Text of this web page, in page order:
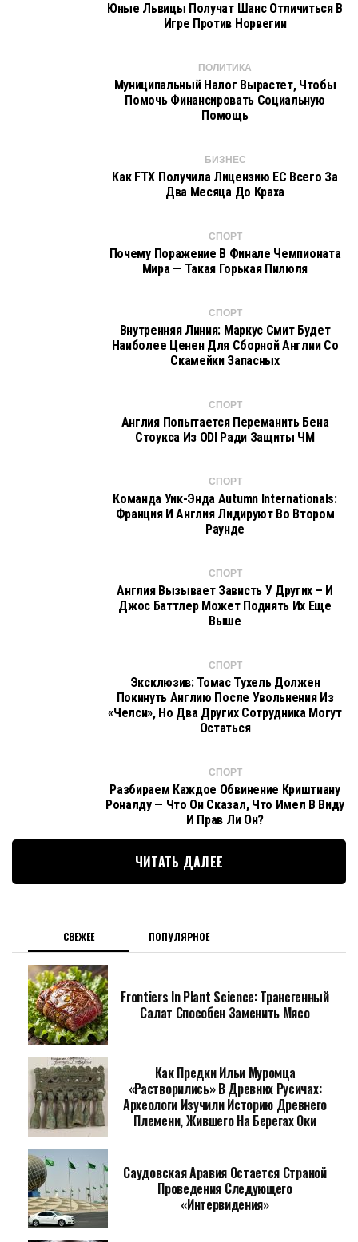
Юные Львицы Получат Шанс Отличиться В
Игре Против Норвегии
ПОЛИТИКА
Муниципальный Налог Вырастет, Чтобы
Помочь Финансировать Социальную
Помощь
БИЗНЕС
Как FTX Получила Лицензию ЕС Всего За
Два Месяца До Краха
СПОРТ
Почему Поражение В Финале Чемпионата
Мира — Такая Горькая Пилюля
СПОРТ
Внутренняя Линия: Маркус Смит Будет
Наиболее Ценен Для Сборной Англии Со
Скамейки Запасных
СПОРТ
Англия Попытается Переманить Бена
Стоукса Из ODI Ради Защиты ЧМ
СПОРТ
Команда Уик-Энда Autumn Internationals:
Франция И Англия Лидируют Во Втором
Раунде
СПОРТ
Англия Вызывает Зависть У Других – И
Джос Баттлер Может Поднять Их Еще
Выше
СПОРТ
Эксклюзив: Томас Тухель Должен
Покинуть Англию После Увольнения Из
«Челси», Но Два Других Сотрудника Могут
Остаться
СПОРТ
Разбираем Каждое Обвинение Криштиану
Роналду — Что Он Сказал, Что Имел В Виду
И Прав Ли Он?
ЧИТАТЬ ДАЛЕЕ
СВЕЖЕЕ ПОПУЛЯРНОЕ
Frontiers In Plant Science: Трансгенный
Салат Способен Заменить Мясо
Как Предки Ильи Муромца
«растворились» В Древних Русичах:
Археологи Изучили Историю Древнего
Племени, Жившего На Берегах Оки
Саудовская Аравия Остается Страной
Проведения Следующего
«Интервидения»